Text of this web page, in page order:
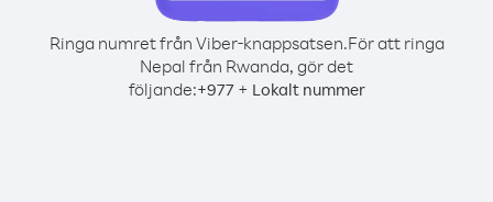
Ringa numret från Viber-knappsatsen.För att ringa
Nepal från Rwanda, gör det
följande:+977+ Lokalt nummer